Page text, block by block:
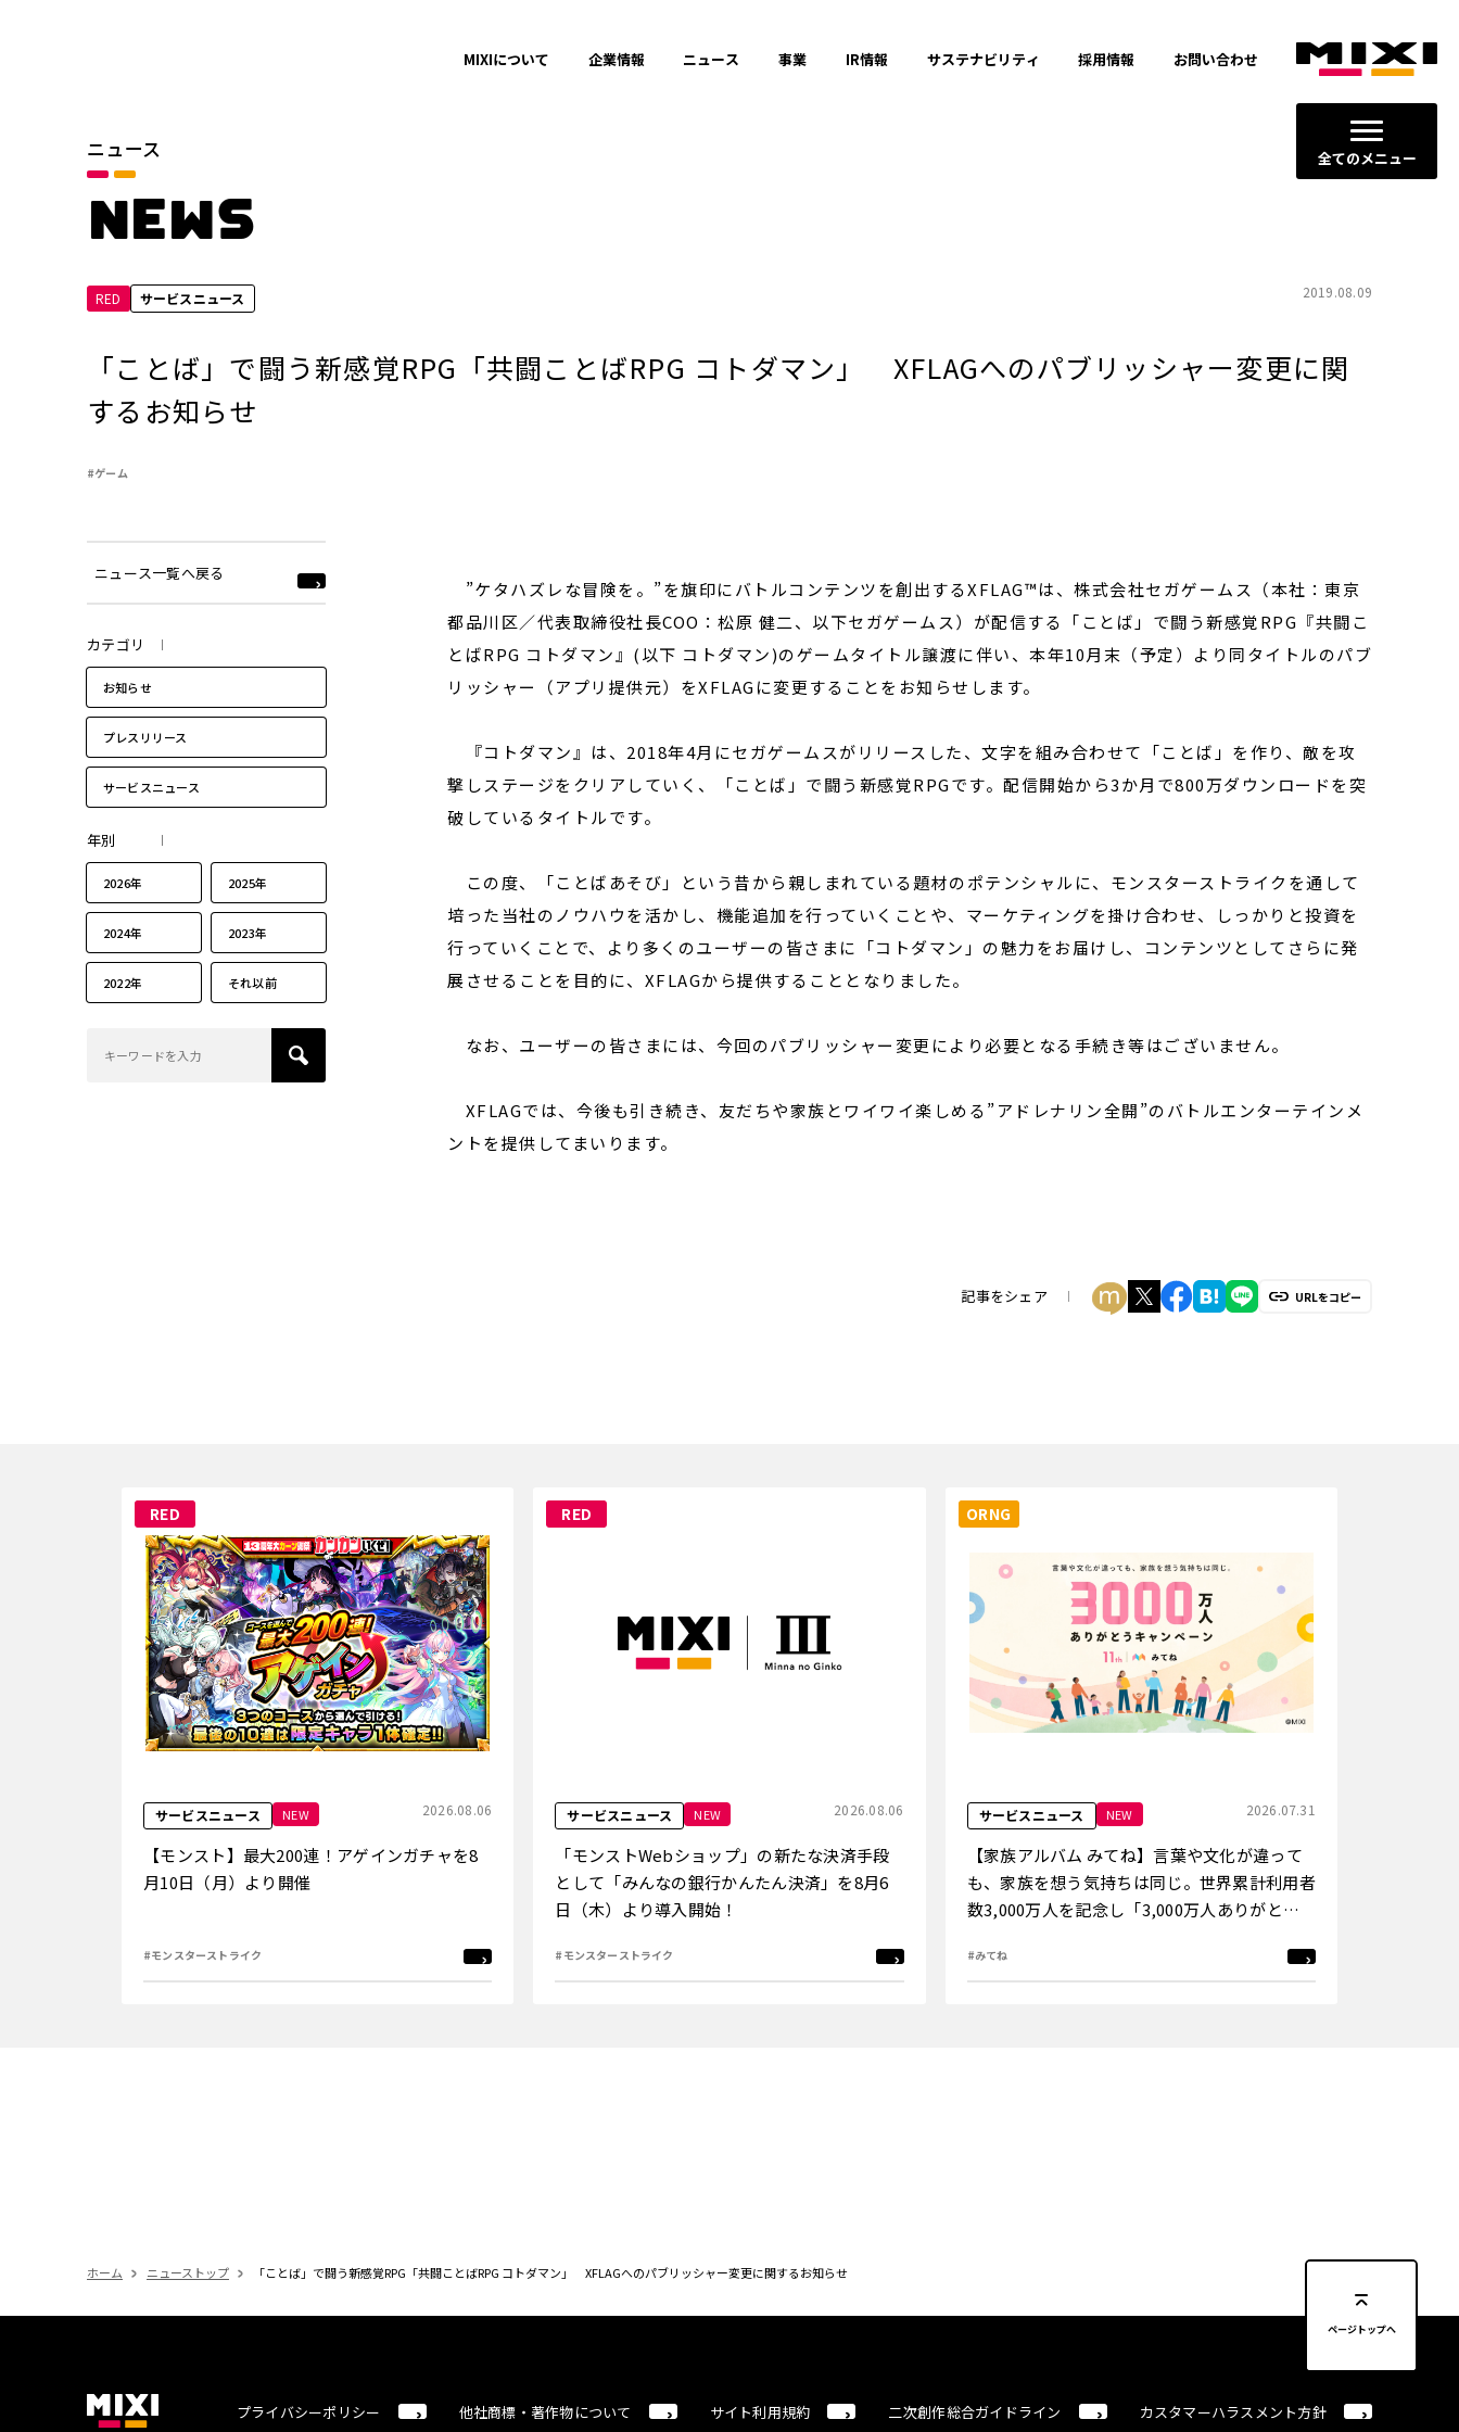
全てのメニュー
MIXIについて 企業情報 ニュース 事業 IR情報 サステナビリティ 採用情報 お問い合わせ
ニュース
NEWS
RED サービスニュース 2019.08.09
「ことば」で闘う新感覚RPG「共闘ことばRPG コトダマン」 XFLAGへのパブリッシャー変更に関
するお知らせ
#ゲーム
ニュース一覧へ戻る
カテゴリ
お知らせ
プレスリリース
サービスニュース
年別
2026年 2025年
2024年 2023年
2022年 それ以前
”ケタハズレな冒険を。”を旗印にバトルコンテンツを創出するXFLAG™は、株式会社セガゲームス（本社：東京
都品川区／代表取締役社長COO：松原 健二、以下セガゲームス）が配信する「ことば」で闘う新感覚RPG『共闘こ
とばRPG コトダマン』(以下 コトダマン)のゲームタイトル譲渡に伴い、本年10月末（予定）より同タイトルのパブ
リッシャー（アプリ提供元）をXFLAGに変更することをお知らせします。
『コトダマン』は、2018年4月にセガゲームスがリリースした、文字を組み合わせて「ことば」を作り、敵を攻
撃しステージをクリアしていく、「ことば」で闘う新感覚RPGです。配信開始から3か月で800万ダウンロードを突
破しているタイトルです。
この度、「ことばあそび」という昔から親しまれている題材のポテンシャルに、モンスターストライクを通して
培った当社のノウハウを活かし、機能追加を行っていくことや、マーケティングを掛け合わせ、しっかりと投資を
行っていくことで、より多くのユーザーの皆さまに「コトダマン」の魅力をお届けし、コンテンツとしてさらに発
展させることを目的に、XFLAGから提供することとなりました。
なお、ユーザーの皆さまには、今回のパブリッシャー変更により必要となる手続き等はございません。
XFLAGでは、今後も引き続き、友だちや家族とワイワイ楽しめる”アドレナリン全開”のバトルエンターテインメ
ントを提供してまいります。
記事をシェア URLをコピー
RED
サービスニュース NEW 2026.08.06
【モンスト】最大200連！アゲインガチャを8
月10日（月）より開催
#モンスターストライク
RED
サービスニュース NEW 2026.08.06
「モンストWebショップ」の新たな決済手段
として「みんなの銀行かんたん決済」を8月6
日（木）より導入開始！
#モンスターストライク
ORNG
サービスニュース NEW 2026.07.31
【家族アルバム みてね】言葉や文化が違って
も、家族を想う気持ちは同じ。世界累計利用者
数3,000万人を記念し「3,000万人ありがとう
#みてね
ホーム ニューストップ 「ことば」で闘う新感覚RPG「共闘ことばRPG コトダマン」 XFLAGへのパブリッシャー変更に関するお知らせ
カテゴリ
サービスニュース
ページトップへ
プライバシーポリシー 他社商標・著作物について サイト利用規約 二次創作総合ガイドライン カスタマーハラスメント方針